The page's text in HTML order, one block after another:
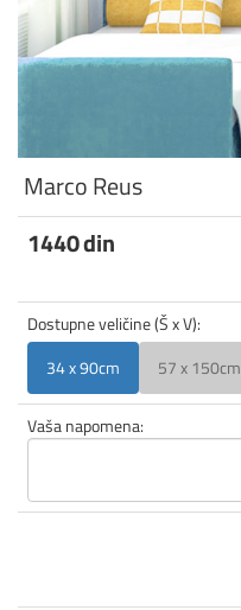
Marco Reus
1440din
Dostupne veličine (Š x V):
34 x 90cm
57 x 150cm
Vaša napomena: